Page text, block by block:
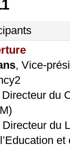
, Vice-
du
Directeur du